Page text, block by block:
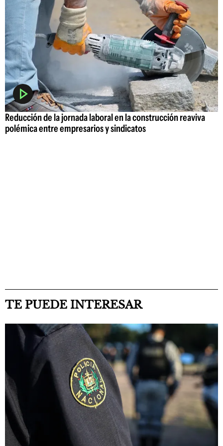
Reducción de la jornada laboral en la construcción reaviva
polémica entre empresarios y sindicatos
TE PUEDE INTERESAR